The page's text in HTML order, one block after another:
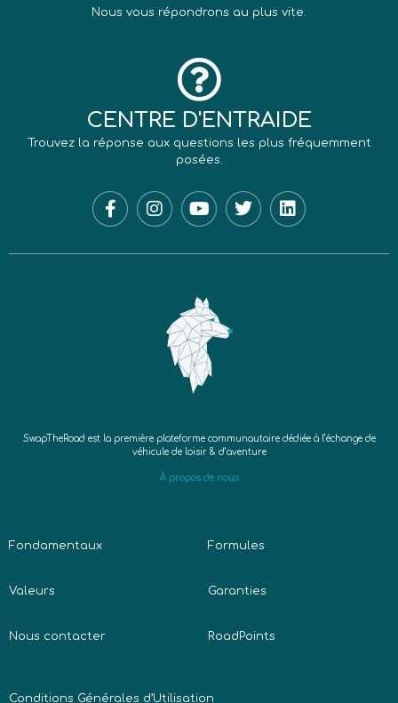
Nous vous répondrons au plus vite.
CENTRE D'ENTRAIDE
Trouvez la réponse aux questions les plus fréquemment
posées.
SwapTheRoad est la première plateforme communautaire dédiée à l’échange de
véhicule de loisir & d’aventure
À propos de nous
Fondamentaux
Valeurs
Nous contacter
Formules
Garanties
RoadPoints
Conditions Générales d’Utilisation